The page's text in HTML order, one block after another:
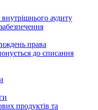
внутрішнього аудиту
права
до списання
продуктів та